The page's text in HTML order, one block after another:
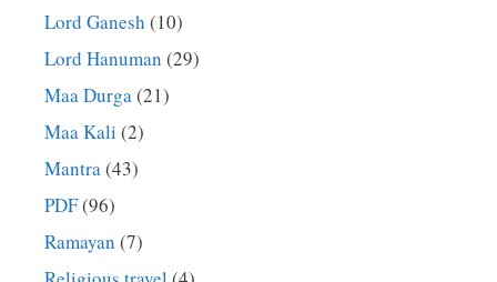
Lord Ganesh (10)
Lord Hanuman (29)
Maa Durga(21)
Maa Kali (2)
Mantra(43)
PDF(96)
Ramayan (7)